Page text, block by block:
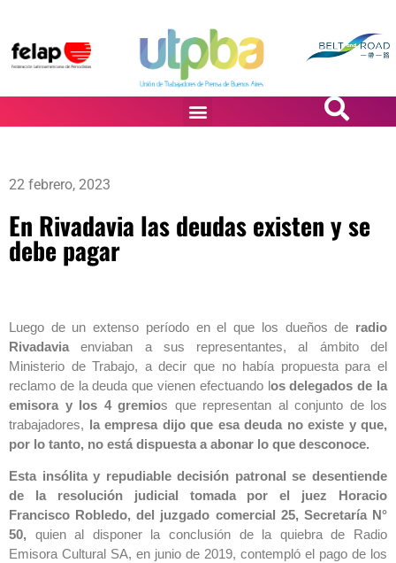
22 febrero, 2023
En Rivadavia las deudas existen y se
debe pagar
Luego de un extenso período en el que los dueños de radio
Rivadaviaenviaban a sus representantes, al ámbito del
Ministerio de Trabajo, a decir que no había propuesta para el
reclamo de la deuda que vienen efectuando los delegados de la
emisora y los 4 gremios que representan al conjunto de los
trabajadores, la empresa dijo que esa deuda no existe y que,
por lo tanto, no está dispuesta a abonar lo que desconoce.
Esta insólita y repudiable decisión patronal se desentiende
de la resolución judicial tomada por el juez Horacio
Francisco Robledo, del juzgado comercial 25, Secretaría N°
50, quien al disponer la conclusión de la quiebra de Radio
Emisora Cultural SA, en junio de 2019, contempló el pago de los